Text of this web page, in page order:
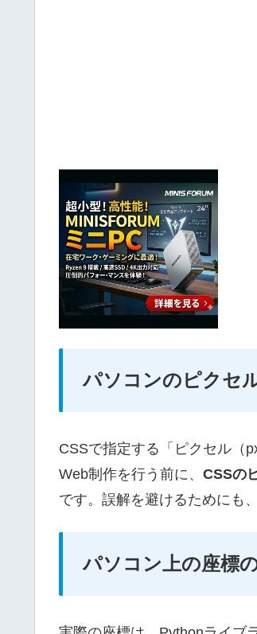
パソコンのピクセ
CSSで指定する「ピクセル（
Web制作を行う前に、 CSSの
です。誤解を避けるためにも
パソコン上の座標